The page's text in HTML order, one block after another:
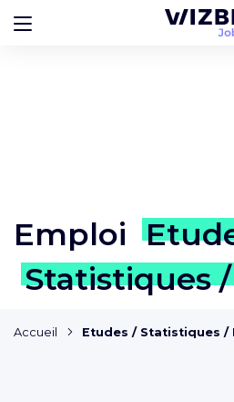
Emploi
Statistiques
Accueil Etudes / Statistiques /